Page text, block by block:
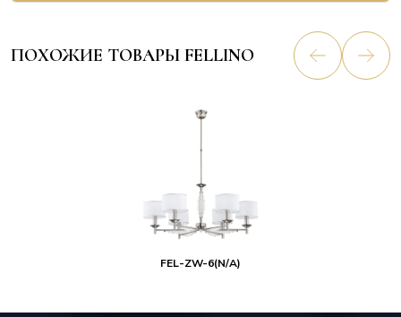
ПОХОЖИЕ ТОВАРЫ FELLINO
FEL-ZW-6(N/A)